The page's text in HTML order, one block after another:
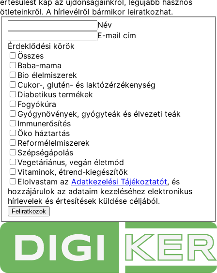
ötleteinkről. A hírlevélről bármikor leiratkozhat.
Név
E-mail cím
Érdeklődési körök
Összes
Baba-mama
Bio élelmiszerek
Cukor-, glutén- és laktózérzékenység
Diabetikus termékek
Fogyókúra
Gyógynövények, gyógyteák és élvezeti teák
Immunerősítés
Öko háztartás
Reformélelmiszerek
Szépségápolás
Vegetáriánus, vegán életmód
Vitaminok, étrend-kiegészítők
Elolvastam az Adatkezelési Tájékoztatót, és
hozzájárulok az adataim kezeléséhez elektronikus
hírlevelek és értesítések küldése céljából.
Feliratkozok